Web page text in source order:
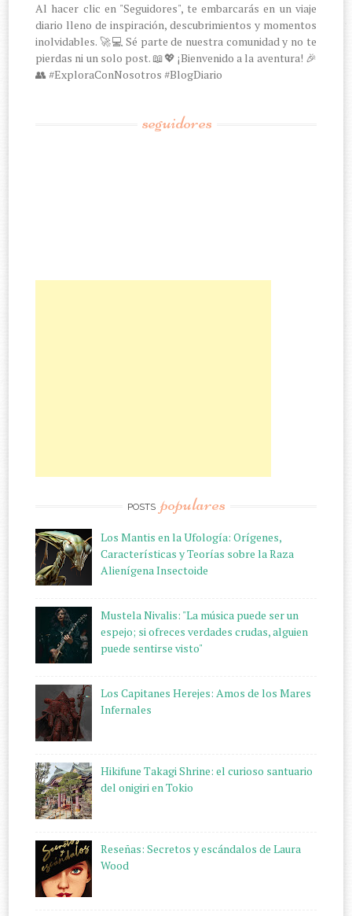
Al hacer clic en "Seguidores", te embarcarás en un viaje
diario lleno de inspiración, descubrimientos y momentos
inolvidables. 🚀💻 Sé parte de nuestra comunidad y no te
pierdas ni un solo post. 📖💖 ¡Bienvenido a la aventura! 🎉
👥 #ExploraConNosotros #BlogDiario
seguidores
POSTS populares
Los Mantis en la Ufología: Orígenes,
Características y Teorías sobre la Raza
Alienígena Insectoide
Mustela Nivalis: "La música puede ser un
espejo; si ofreces verdades crudas, alguien
puede sentirse visto"
Los Capitanes Herejes: Amos de los Mares
Infernales
Hikifune Takagi Shrine: el curioso santuario
del onigiri en Tokio
Reseñas: Secretos y escándalos de Laura
Wood